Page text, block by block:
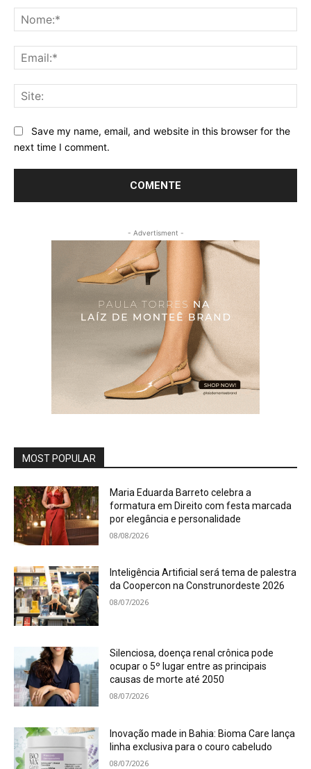
Save my name, email, and website in this browser for the
next time I comment.
- Advertisment -
MOST POPULAR
Maria Eduarda Barreto celebra a
formatura em Direito com festa marcada
por elegância e personalidade
08/08/2026
Inteligência Artificial será tema de palestra
da Coopercon na Construnordeste 2026
08/07/2026
Silenciosa, doença renal crônica pode
ocupar o 5º lugar entre as principais
causas de morte até 2050
08/07/2026
Inovação made in Bahia: Bioma Care lança
linha exclusiva para o couro cabeludo
08/07/2026